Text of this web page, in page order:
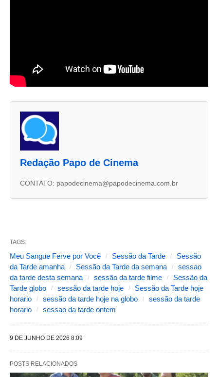
a
s
s
e
g
u
i
n
t
s
Redação Papo de Cinema
CONTATO: papodecinema@papodecinema.com.br
TAGS:
Meu Sangue Ferve por Você Sessão da Tarde
Sessão
da Tarde amanha
Sessão da Tarde da semana
sessao
da tarde desta semana
sessão da tarde filme
Sessão da
Tarde globo
sessão da tarde hoje
Sessão da Tarde hoje
horario
sessão da tarde hoje na globo
sessão da tarde
horario
sessao da tarde ontem
9 DE JUNHO DE 2026 8:09
POSTS RELACIONADOS